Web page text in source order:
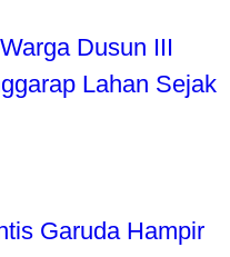
Dusun III
Lahan Sejak
Garuda Hampir